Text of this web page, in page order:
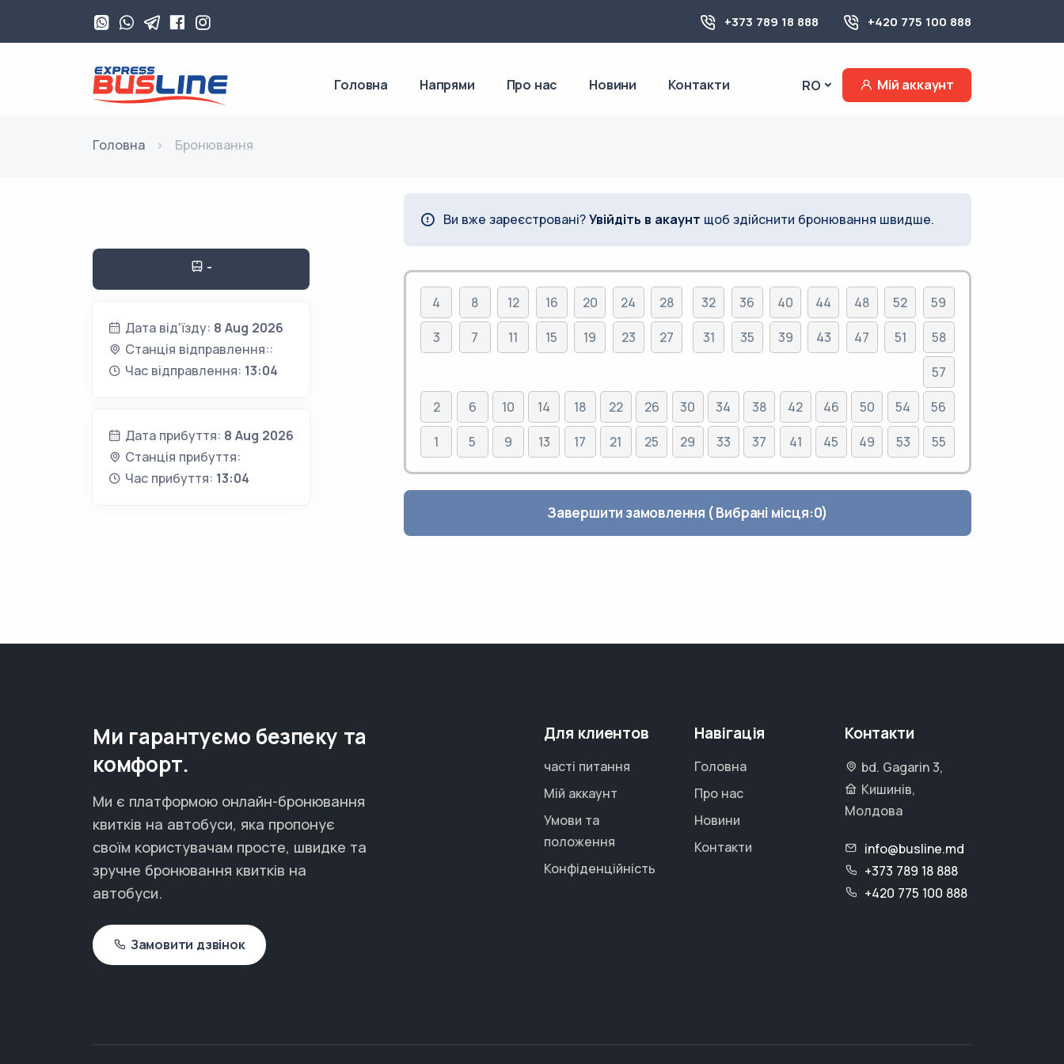
+373 789 18 888 +420 775 100 888
Головна Напрями Про нас Новини Контакти RO Мій аккаунт
Головна Бронювання
-
Дата від'їзду: 8 Aug 2026
Станція відправлення::
Час відправлення: 13:04
Дата прибуття: 8 Aug 2026
Станція прибуття:
Час прибуття: 13:04
Ви вже зареєстровані?Увійдіть в акаунт щоб здійснити бронювання швидше.
4 8 12 16 20 24 28 32 36 40 44 48 52
59
3
7 11 15 19 23 27 31 35 39 43 47 51
58
57
2
6 10 14 18 22 26 30 34 38 42 46 50 54
56
1
5 9 13 17 21 25 29 33 37 41 45 49 53 55
Завершити замовлення ( Вибрані місця:0)
Ми гарантуємо безпеку та
комфорт.
Ми є платформою онлайн-бронювання
квитків на автобуси, яка пропонує
своїм користувачам просте, швидке та
зручне бронювання квитків на
автобуси.
Замовити дзвінок
Для клиентов
часті питання
Мій аккаунт
Умови та
положення
Конфіденційність
Навігація
Головна
Про нас
Новини
Контакти
Контакти
bd. Gagarin 3,
Кишинів,
Молдова
info@busline.md
+373 789 18 888
+420 775 100 888